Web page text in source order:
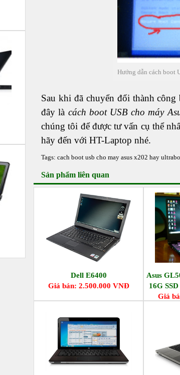
Hướng dẫn cách boot
Sau khi đã chuyển đổi thành
đây là cách boot USB cho máy
chúng tôi để được tư vấn cụ thể
hãy đến với HT-Laptop nhé.
Tags:cach boot usb cho may asus x202 hay
Sản phẩm liên quan
Dell E6400
Giá bán: 2.500.000 VNĐ
Asus
16G
Giá